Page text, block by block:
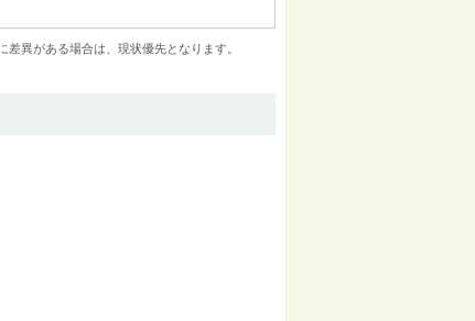
異がある場合は、現状優先となります。